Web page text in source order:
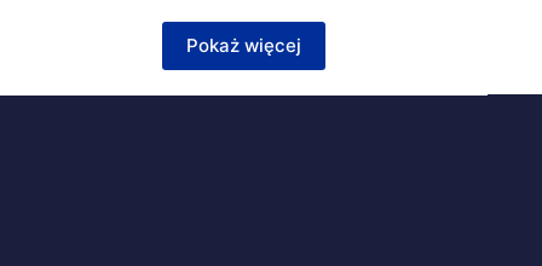
Pokaż więcej